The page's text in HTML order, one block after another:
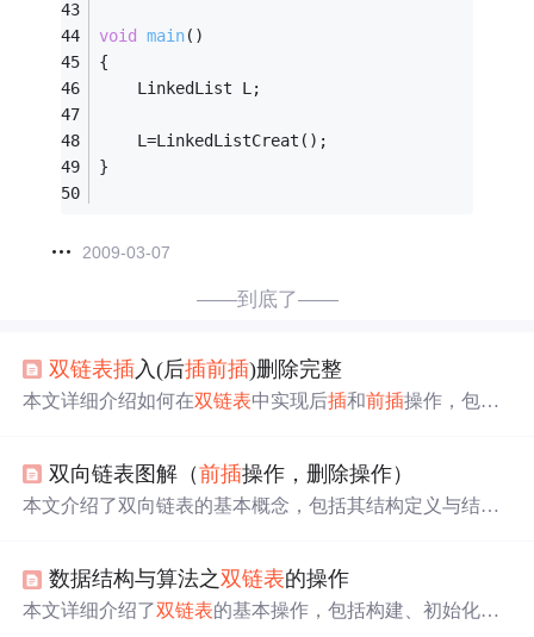
void main()
{
    LinkedList L;
    L=LinkedListCreat();
}
2009-03-07
——到底了——
双链表插 入(后插前插)删除完整
本文详细介绍如何在双链表中实现后插和前插操作，包括
参考。
双向链表图解（前插操作，删除操作）
本文介绍了双向链表的基本概念，包括其结构定义与结点
数据结构与算法之双链表的操作
本文详细介绍了双链表的基本操作，包括构建、初始化、